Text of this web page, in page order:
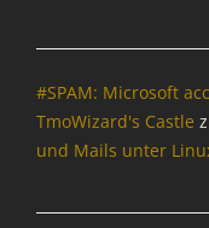
,
E
i
#SPAM: Microsoft
TmoWizard's Castle
und Mails unter